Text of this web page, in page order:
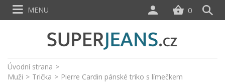
Úvodní strana >
Muži > Trička > Pierre Cardin pánské triko s límečkem
0
MENU